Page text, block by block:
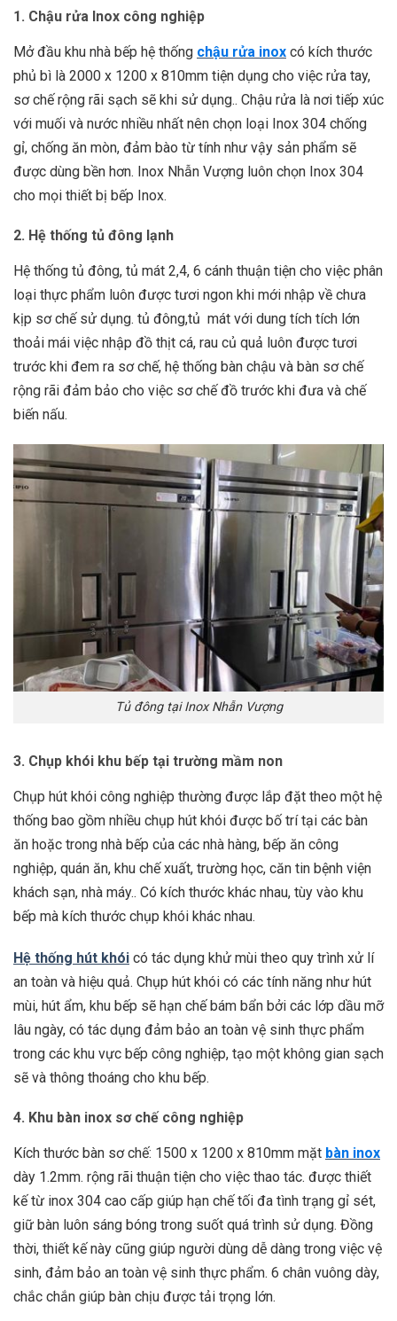
1. Chậu rửa Inox công nghiệp
Mở đầu khu nhà bếp hệ thống chậu rửa inox có kích thước
phủ bì là 2000 x 1200 x 810mm tiện dụng cho việc rửa tay,
sơ chế rộng rãi sạch sẽ khi sử dụng.. Chậu rửa là nơi tiếp xúc
với muối và nước nhiều nhất nên chọn loại Inox 304 chống
gỉ, chống ăn mòn, đảm bào từ tính như vậy sản phẩm sẽ
được dùng bền hơn. Inox Nhẫn Vượng luôn chọn Inox 304
cho mọi thiết bị bếp Inox.
2. Hệ thống tủ đông lạnh
Hệ thống tủ đông, tủ mát 2,4, 6 cánh thuận tiện cho việc phân
loại thực phẩm luôn được tươi ngon khi mới nhập về chưa
kịp sơ chế sử dụng. tủ đông,tủ mát với dung tích tích lớn
thoải mái việc nhập đồ thịt cá, rau củ quả luôn được tươi
trước khi đem ra sơ chế, hệ thống bàn chậu và bàn sơ chế
rộng rãi đảm bảo cho việc sơ chế đồ trước khi đưa và chế
biến nấu.
Tủ đông tại Inox Nhẫn Vượng
3. Chụp khói khu bếp tại trường mầm non
Chụp hút khói công nghiệp thường được lắp đặt theo một hệ
thống bao gồm nhiều chụp hút khói được bố trí tại các bàn
ăn hoặc trong nhà bếp của các nhà hàng, bếp ăn công
nghiệp, quán ăn, khu chế xuất, trường học, căn tin bệnh viện
khách sạn, nhà máy.. Có kích thước khác nhau, tùy vào khu
bếp mà kích thước chụp khói khác nhau.
Hệ thống hút khói có tác dụng khử mùi theo quy trình xử lí
an toàn và hiệu quả. Chụp hút khói có các tính năng như hút
mùi, hút ẩm, khu bếp sẽ hạn chế bám bẩn bởi các lớp dầu mỡ
lâu ngày, có tác dụng đảm bảo an toàn vệ sinh thực phẩm
trong các khu vực bếp công nghiệp, tạo một không gian sạch
sẽ và thông thoáng cho khu bếp.
4. Khu bàn inox sơ chế công nghiệp
Kích thước bàn sơ chế: 1500 x 1200 x 810mm mặt bàn inox
dày 1.2mm. rộng rãi thuận tiện cho việc thao tác. được thiết
kế từ inox 304 cao cấp giúp hạn chế tối đa tình trạng gỉ sét,
giữ bàn luôn sáng bóng trong suốt quá trình sử dụng. Đồng
thời, thiết kế này cũng giúp người dùng dễ dàng trong việc vệ
sinh, đảm bảo an toàn vệ sinh thực phẩm. 6 chân vuông dày,
chắc chắn giúp bàn chịu được tải trọng lớn.